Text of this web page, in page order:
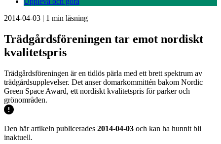
2014-04-03 | 1 min läsning
Trädgårdsföreningen tar emot nordiskt
kvalitetspris
Trädgårdsföreningen är en tidlös pärla med ett brett spektrum av
trädgårdsupplevelser. Det anser domarkommittén bakom Nordic
Green Space Award, ett nordiskt kvalitetspris för parker och
grönområden.
Den här artikeln publicerades 2014-04-03 och kan ha hunnit bli
inaktuell.